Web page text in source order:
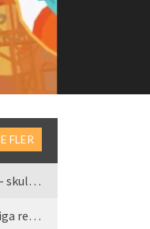
FLER
Fares skrattar hela vägen till banken – skulle vi tro
Games Made in Sweden 2026 – Den årliga rean är tillbaka